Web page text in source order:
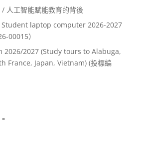
人工智能賦能教育的背後
Student laptop computer 2026-2027
00015）
2026/2027 (Study tours to Alabuga,
France, Japan, Vietnam) (投標編